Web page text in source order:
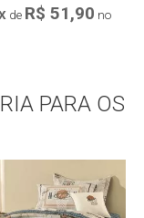
de R$ 51,90 no
rápida
PARA OS